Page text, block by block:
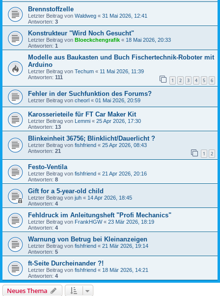
Brennstoffzelle
Letzter Beitrag von Waldweg « 31 Mai 2026, 12:41
Antworten: 3
Konstrukteur "Wird Noch Gesucht"
Letzter Beitrag von Bloeckchengrafik « 18 Mai 2026, 20:33
Antworten: 1
Modelle aus Baukasten und Buch Fischertechnik-Roboter mit
Arduino
Letzter Beitrag von Techum « 11 Mai 2026, 11:39
Antworten: 111 1 2 3 4 5 6
Fehler in der Suchfunktion des Forums?
Letzter Beitrag von cheorl « 01 Mai 2026, 20:59
Karosserieteile für FT Car Maker Kit
Letzter Beitrag von Lemmi « 25 Apr 2026, 17:30
Antworten: 13
Blinkeinheit 36756; Blinklicht/Dauerlicht ?
Letzter Beitrag von fishfriend « 25 Apr 2026, 08:43
Antworten: 21 1 2
Festo-Ventila
Letzter Beitrag von fishfriend « 21 Apr 2026, 20:16
Antworten: 8
Gift for a 5-year-old child
Letzter Beitrag von juh « 14 Apr 2026, 18:45
Antworten: 4
Fehldruck im Anleitungsheft "Profi Mechanics"
Letzter Beitrag von FrankHGW« 23 Mär 2026, 18:19
Antworten: 4
Warnung von Betrug bei Kleinanzeigen
Letzter Beitrag von fishfriend « 21 Mär 2026, 19:14
Antworten: 5
ft-Seite Durcheinander ?!
Letzter Beitrag von fishfriend « 18 Mär 2026, 14:21
Antworten: 4
Neues Thema